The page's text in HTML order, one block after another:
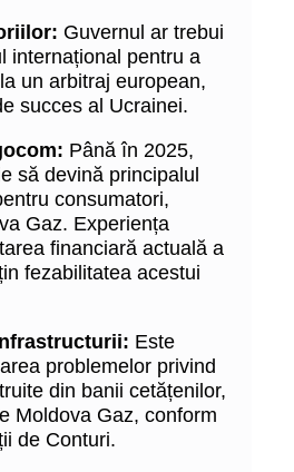
Guvernul ar trebui
internațional pentru a
un arbitraj european,
succes al Ucrainei.
Până în 2025,
să devină principalul
consumatori,
Gaz. Experiența
financiară actuală a
fezabilitatea acestui
Este
problemelor privind
din banii cetățenilor,
Moldova Gaz, conform
de Conturi.